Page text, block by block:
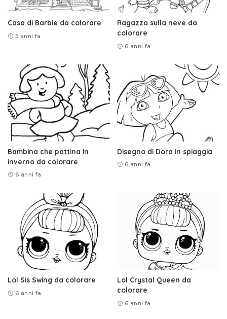
Casa di Barbie da colorare
5 anni fa
Ragazza sulla neve da
colorare
6 anni fa
Bambina che pattina in
inverno da colorare
6 anni fa
Disegno di Dora in spiaggia
6 anni fa
Lol Sis Swing da colorare
6 anni fa
Lol Crystal Queen da
colorare
6 anni fa